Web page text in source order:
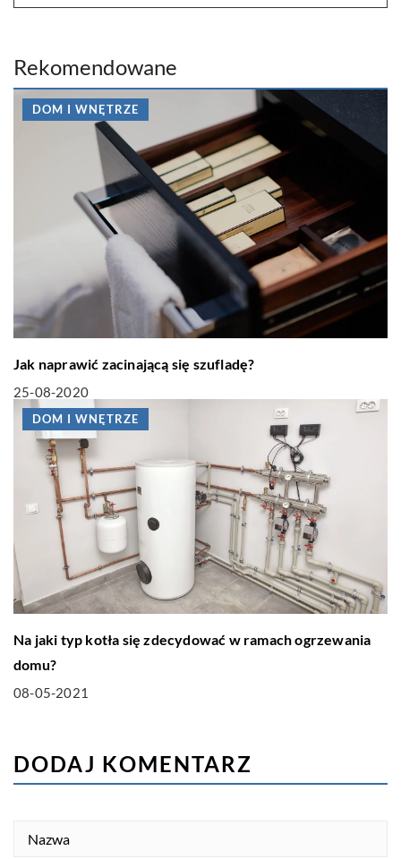
Rekomendowane
DOM I WNĘTRZE
Jak naprawić zacinającą się szufladę?
25-08-2020
DOM I WNĘTRZE
Na jaki typ kotła się zdecydować w ramach ogrzewania
domu?
08-05-2021
DODAJ KOMENTARZ